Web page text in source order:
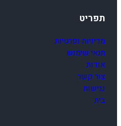
תפריט
מדיניות ופרטיות
תנאי שימוש
אודות
צור קשר
נגישות
בית